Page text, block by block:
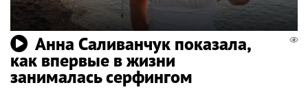
Анна Саливанчук показала,
как впервые в жизни
занималась серфингом